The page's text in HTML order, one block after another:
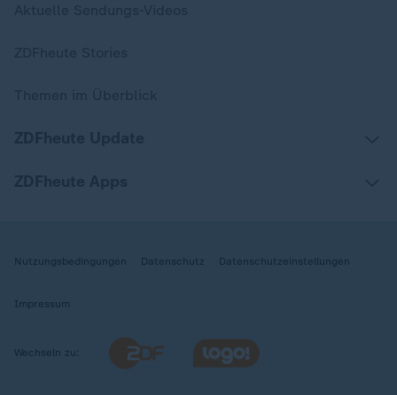
Nutzungsbedingungen Datenschutz Datenschutzeinstellungen
Impressum
Wechseln zu: